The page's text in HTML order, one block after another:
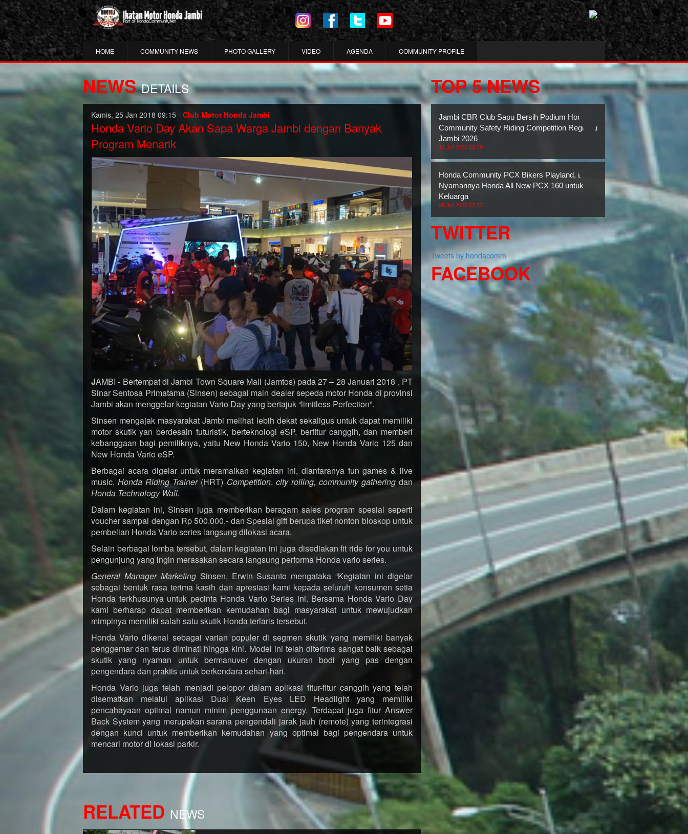
HOME COMMUNITY NEWS PHOTO GALLERY VIDEO AGENDA COMMUNITY PROFILE
NEWS DETAILS
Kamis, 25 Jan 2018 09:15 - Club Motor Honda Jambi
Honda Vario Day Akan Sapa Warga Jambi dengan Banyak
Program Menarik
JAMBI - Bertempat di Jambi Town Square Mall (Jamtos) pada 27 – 28 Januari 2018 , PT
Sinar Sentosa Primatama (Sinsen) sebagai main dealer sepeda motor Honda di provinsi
Jambi akan menggelar kegiatan Vario Day yang bertajuk “limitless Perfection”.
Sinsen mengajak masyarakat Jambi melihat lebih dekat sekaligus untuk dapat memiliki
motor skutik yan berdesain futuristik, berteknologi eSP, berfitur canggih, dan memberi
kebanggaan bagi pemiliknya, yaitu New Honda Vario 150, New Honda Vario 125 dan
New Honda Vario eSP.
Berbagai acara digelar untuk meramaikan kegiatan ini, diantaranya fun games & live
music,Honda Riding Trainer(HRT) Competition, city rolling, community gatheringdan
Honda Technology Wall.
Dalam kegiatan ini, Sinsen juga memberikan beragam sales program spesial seperti
voucher sampai dengan Rp 500.000,- dan Spesial gift berupa tiket nonton bioskop untuk
pembelian Honda Vario series langsung dilokasi acara.
Selain berbagai lomba tersebut, dalam kegiatan ini juga disediakan fit ride for you untuk
pengunjung yang ingin merasakan secara langsung performa Honda vario series.
General Manager MarketingSinsen, Erwin Susanto mengataka “Kegiatan ini digelar
sebagai bentuk rasa terima kasih dan apresiasi kami kepada seluruh konsumen setia
Honda terkhusunya untuk pecinta Honda Vario Series ini. Bersama Honda Vario Day
kami berharap dapat memberikan kemudahan bagi masyarakat untuk mewujudkan
mimpinya memiliki salah satu skutik Honda terlaris tersebut.
Honda Vario dikenal sebagai varian populer di segmen skutik yang memiliki banyak
penggemar dan terus diminati hingga kini. Model ini telah diterima sangat baik sebagai
skutik yang nyaman untuk bermanuver dengan ukuran bodi yang pas dengan
pengendara dan praktis untuk berkendara sehari-hari.
Honda Vario juga telah menjadi pelopor dalam aplikasi fitur-fitur canggih yang telah
disematkan melalui aplikasi Dual Keen Eyes LED Headlight yang memiliki
pencahayaan optimal namun minim penggunaan energy. Terdapat juga fitur Answer
Back System yang merupakan sarana pengendali jarak jauh (remote) yang terintegrasi
dengan kunci untuk memberikan kemudahan yang optimal bagi pengendara untuk
mencari motor di lokasi parkir.
RELATED NEWS
TOP 5 NEWS
Jambi CBR Club Sapu Bersih Podium Honda
Community Safety Riding Competition Regional
Jambi 2026
14 Jul 2026 06:29
Honda Community PCX Bikers Playland, Bukti
Nyamannya Honda All New PCX 160 untuk
Keluarga
08 Jul 2026 12:53
TWITTER
Tweets by hondacomm
FACEBOOK